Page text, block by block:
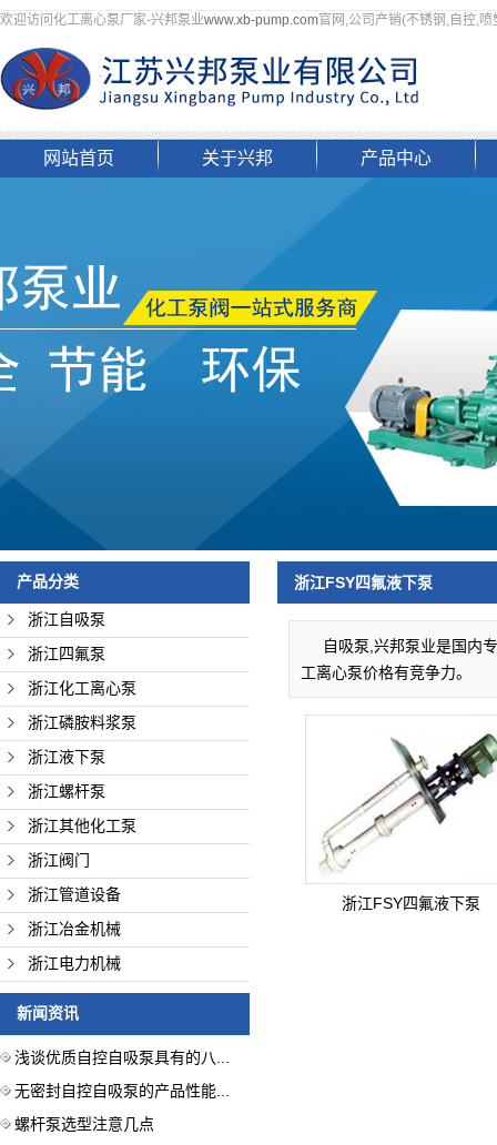
欢迎访问化工离心泵厂家-兴邦泵业www.xb-pump.com官网,公司产销(不锈钢,自控,
网站首页 关于兴邦
资质荣誉
文化理念
企业掠影
联系我们
产品中心
浙江磷胺料浆泵
浙江液下泵
浙江螺杆泵
浙江其他化工泵
浙江阀门
浙江冶金机械
浙江电力机械
产品分类
浙江自吸泵
浙江四氟泵
浙江化工离心泵
浙江磷胺料浆泵
浙江液下泵
浙江螺杆泵
浙江其他化工泵
浙江阀门
浙江管道设备
浙江冶金机械
浙江电力机械
新闻资讯
浅谈优质自控自吸泵具有的八...
无密封自控自吸泵的产品性能...
螺杆泵选型注意几点
浙江FSY四氟液下泵
自吸泵,兴邦泵业是国内
工离心泵价格有竞争力。
浙江FSY四氟液下泵